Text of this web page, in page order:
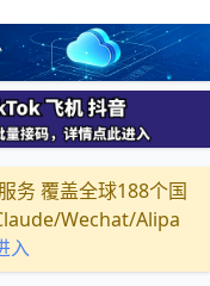
务 覆盖全球188个国
Wechat/Alipa
入